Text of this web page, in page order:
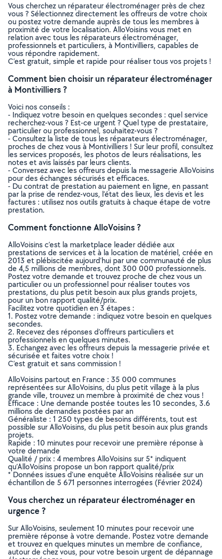
Vous cherchez un réparateur électroménager près de chez
vous ? Sélectionnez directement les offreurs de votre choix
ou postez votre demande auprès de tous les membres à
proximité de votre localisation. AlloVoisins vous met en
relation avec tous les réparateurs électroménager,
professionnels et particuliers, à Montivilliers, capables de
vous répondre rapidement.
C’est gratuit, simple et rapide pour réaliser tous vos projets !
Comment bien choisir un réparateur électroménager
à Montivilliers ?
Voici nos conseils :
- Indiquez votre besoin en quelques secondes : quel service
recherchez-vous ? Est-ce urgent ? Quel type de prestataire,
particulier ou professionnel, souhaitez-vous ?
- Consultez la liste de tous les réparateurs électroménager,
proches de chez vous à Montivilliers ! Sur leur profil, consultez
les services proposés, les photos de leurs réalisations, les
notes et avis laissés par leurs clients.
- Conversez avec les offreurs depuis la messagerie AlloVoisins
pour des échanges sécurisés et efficaces.
- Du contrat de prestation au paiement en ligne, en passant
par la prise de rendez-vous, l’état des lieux, les devis et les
factures : utilisez nos outils gratuits à chaque étape de votre
prestation.
Comment fonctionne AlloVoisins ?
AlloVoisins c’est la marketplace leader dédiée aux
prestations de services et à la location de matériel, créée en
2013 et plébiscitée aujourd’hui par une communauté de plus
de 4,5 millions de membres, dont 300 000 professionnels.
Postez votre demande et trouvez proche de chez vous un
particulier ou un professionnel pour réaliser toutes vos
prestations, du plus petit besoin aux plus grands projets,
pour un bon rapport qualité/prix.
Facilitez votre quotidien en 3 étapes :
1. Postez votre demande : indiquez votre besoin en quelques
secondes.
2. Recevez des réponses d’offreurs particuliers et
professionnels en quelques minutes.
3. Echangez avec les offreurs depuis la messagerie privée et
sécurisée et faites votre choix !
C’est gratuit et sans commission !
AlloVoisins partout en France : 35 000 communes
représentées sur AlloVoisins, du plus petit village à la plus
grande ville, trouvez un membre à proximité de chez vous !
Efficace : Une demande postée toutes les 10 secondes, 3.6
millions de demandes postées par an
Généraliste : 1 250 types de besoins différents, tout est
possible sur AlloVoisins, du plus petit besoin aux plus grands
projets.
Rapide : 10 minutes pour recevoir une première réponse à
votre demande
Qualité / prix : 4 membres AlloVoisins sur 5* indiquent
qu’AlloVoisins propose un bon rapport qualité/prix
* Données issues d’une enquête AlloVoisins réalisée sur un
échantillon de 5 671 personnes interrogées (Février 2024)
Vous cherchez un réparateur électroménager en
urgence ?
Sur AlloVoisins, seulement 10 minutes pour recevoir une
première réponse à votre demande. Postez votre demande
et trouvez en quelques minutes un membre de confiance,
autour de chez vous, pour votre besoin urgent de dépannage